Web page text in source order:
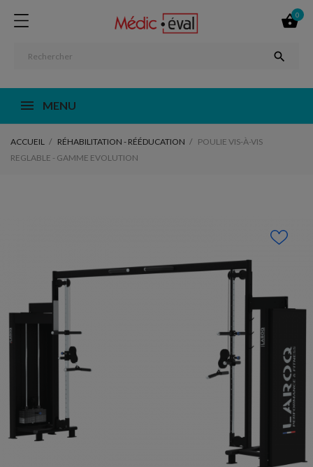

0

MENU
ACCUEIL RÉHABILITATION - RÉÉDUCATION
POULIE VIS-À-VIS
REGLABLE - GAMME EVOLUTION